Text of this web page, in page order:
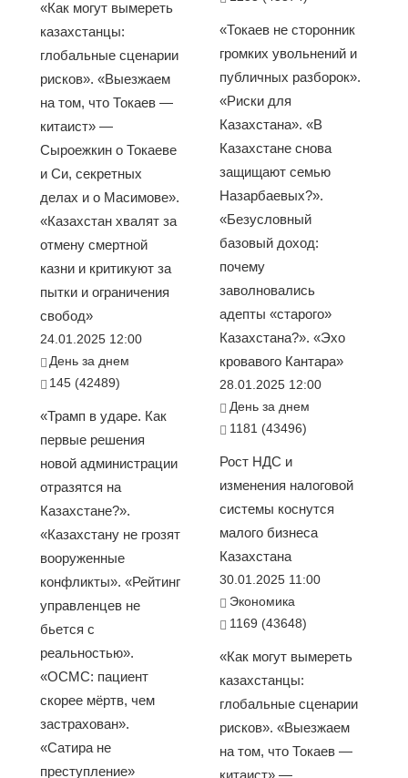
«Как могут вымереть
казахстанцы:
глобальные сценарии
рисков». «Выезжаем
на том, что Токаев —
китаист» —
Сыроежкин о Токаеве
и Си, секретных
делах и о Масимове».
«Казахстан хвалят за
отмену смертной
казни и критикуют за
пытки и ограничения
свобод»
24.01.2025 12:00
День за днем
145 (42489)
«Трамп в ударе. Как
первые решения
новой администрации
отразятся на
Казахстане?».
«Казахстану не грозят
вооруженные
конфликты». «Рейтинг
управленцев не
бьется с
реальностью».
«ОСМС: пациент
скорее мёртв, чем
застрахован».
«Сатира не
преступление»
«Токаев не сторонник
громких увольнений и
публичных разборок».
«Риски для
Казахстана». «В
Казахстане снова
защищают семью
Назарбаевых?».
«Безусловный
базовый доход:
почему
заволновались
адепты «старого»
Казахстана?». «Эхо
кровавого Кантара»
28.01.2025 12:00
День за днем
1181 (43496)
Рост НДС и
изменения налоговой
системы коснутся
малого бизнеса
Казахстана
30.01.2025 11:00
Экономика
1169 (43648)
«Как могут вымереть
казахстанцы:
глобальные сценарии
рисков». «Выезжаем
на том, что Токаев —
китаист» —